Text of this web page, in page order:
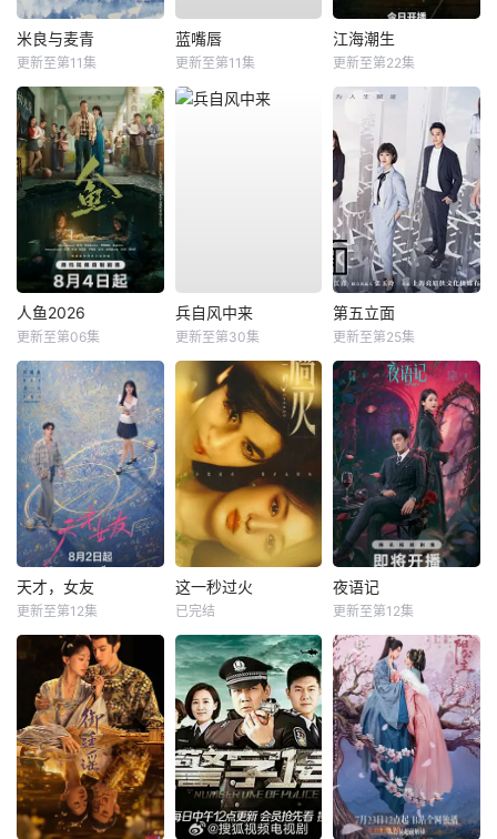
米良与麦青
更新至第11集
蓝嘴唇
更新至第11集
江海潮生
更新至第22集
人鱼2026
更新至第06集
兵自风中来
更新至第30集
第五立面
更新至第25集
天才，女友
更新至第12集
这一秒过火
已完结
夜语记
更新至第12集